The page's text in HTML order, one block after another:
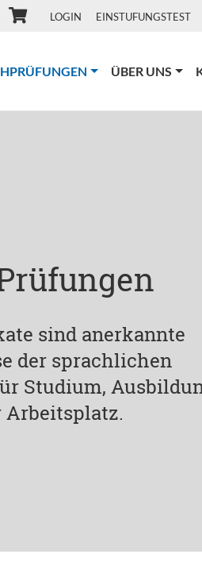
LOGIN EINSTUFUNGSTEST
(CURRENT)
ÜBER UNS
sind anerkannte
der sprachlichen
Studium,
Arbeitsplatz.